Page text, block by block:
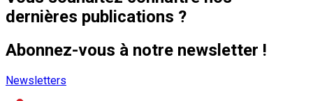
dernières publications ?
Abonnez-vous à notre newsletter !
Newsletters